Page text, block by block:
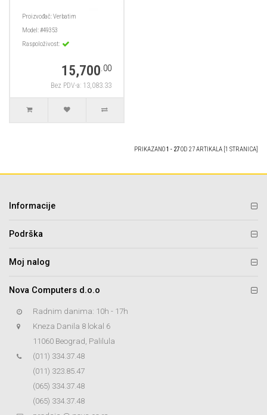
Proizvođač:Verbatim
Model:#49353
Raspoloživost:
15,700.00
Bez PDV-a: 13,083.33
PRIKAZANO1 - 27OD 27 ARTIKALA [1 STRANICA]
Informacije
Podrška
Moj nalog
Nova Computers d.o.o
Radnim danima: 10h - 17h
Kneza Danila 8 lokal 6
11060 Beograd, Palilula
(011) 334.37.48
(011) 323.85.47
(065) 334.37.48
(065) 334.37.48